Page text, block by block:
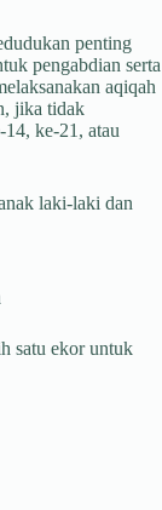
penting
pengabdian serta
aqiqah
jika tidak
ke-21, atau
laki-laki dan
satu ekor untuk